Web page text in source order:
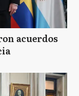
acuerdos